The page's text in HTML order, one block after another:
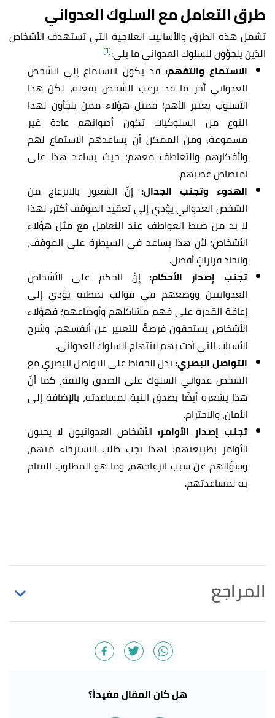
طرق التعامل مع السلوك العدواني
تشمل هذه الطرق والأساليب العلاجية التي تستهدف الأشخاص
الذين يلجؤون للسلوك العدواني ما يلي:[٦]
الاستماع والتفهم: قد يكون الاستماع إلى الشخص
العدواني آخر ما قد يرغب الشخص بفعله، لكن هذا
الأسلوب يعتبر الأهم؛ فمثل هؤلاء ممن يلجأون لهذا
النوع من السلوكيات تكون أصواتهم عادة غير
مسموعة، ومن الممكن أن يساعدهم الاستماع لهم
ولأفكارهم والتعاطف معهم؛ حيث يساعد هذا على
امتصاص غضبهم.
الهدوء وتجنب الجدال:إنّ الشعور بالانزعاج من
الشخص العدواني يؤدي إلى تعقيد الموقف أكثر، لهذا
لا بد من ضبط العواطف عند التعامل مع مثل هؤلاء
الأشخاص؛ لأن هذا يساعد في السيطرة على الموقف،
واتخاذ قراراتٍ أفضل.
تجنب إصدار الأحكام:إنّ الحكم على الأشخاص
العدوانيين ووضعهم في قوالب نمطية يؤدي إلى
إعاقة القدرة على فهم مشاكلهم وأوضاعهم؛ فهؤلاء
الأشخاص يستحقون فرصةً للتعبير عن أنفسهم، وشرح
الأسباب التي أدت بهم لانتهاج السلوك العدواني.
التواصل البصري:يدل الحفاظ على التواصل البصري مع
الشخص عدواني السلوك على الصدق والثقة، كما أنّ
هذا يشعره أيضًا بصدق النية لمساعدته، بالإضافة إلى
الأمان، والاحترام.
تجنب إصدار الأوامر:الأشخاص العدوانيون لا يحبون
الأوامر بطبيعتهم؛ لهذا يجب طلب الاسترخاء منهم،
وسؤالهم عن سبب انزعاجهم، وما هو المطلوب القيام
به لمساعدتهم.
المراجع
study , Retrieved 27/6/2022. Edited.
about a classmate "Aggressive Behavior:
هل كان المقال مفيداً؟